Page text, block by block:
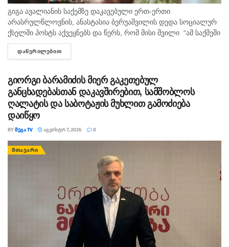
გიგა ავალიანის საქემზე დაკავებული ერთ-ერთი
არასრულწლოვნის, ანასტასია ბერუაშვილის დედა სოციალურ
ქსელში პოსტს აქვეყნებს და წერს, რომ მისი შვილი “ამ საქმეში
მართლაც რომ თავში კი არა შუაშიც არაა.“ მისი თქმით, ის
რომ...
ᲓᲐᲬᲕᲠᲘᲚᲔᲑᲘᲗ
გიორგი ბარამიძის მიერ გაკეთებულ
განცხადებასთან დაკავშირებით, სამშობლოს
ღალატის და საბოტაჟის მუხლით გამოძიება
დაიწყო
BYᲛᲔᲒᲐ TV ᲐᲒᲕᲘᲡᲢᲝ 7, 2026 0
ᲛᲗᲐᲕᲐᲠᲘ